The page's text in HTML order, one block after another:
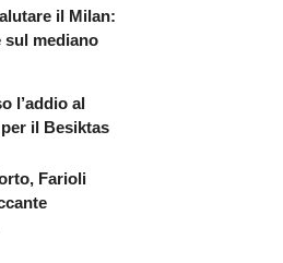
il Milan:
sul mediano
l’addio al
il Besiktas
Farioli